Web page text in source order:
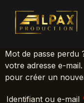
Mot de passe perdu
votre adresse e-
pour créer un
Identifiant ou e-mail